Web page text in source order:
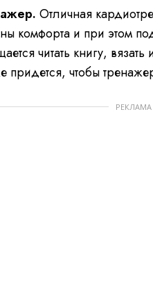
Отличная
комфорта и при этом
читать книгу,
придется, чтобы